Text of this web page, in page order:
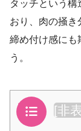
タッチという
おり、肉の掻き
締め付け感にも
う。
目次 [非